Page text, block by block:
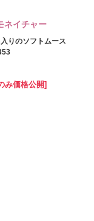
ネイチャー
りのソフトムース
み価格公開]